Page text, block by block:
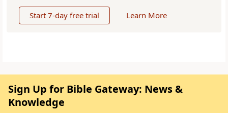
Start 7-day free trial Learn More
Sign Up for Bible Gateway: News &
Knowledge